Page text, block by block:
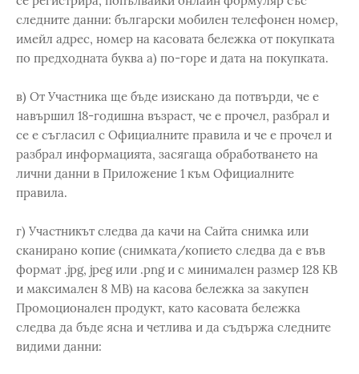
следните данни: български мобилен телефонен номер,
имейл адрес, номер на касовата бележка от покупката
по предходната буква а) по-горе и дата на покупката.
в) От Участника ще бъде изискано да потвърди, че е
навършил 18-годишна възраст, че е прочел, разбрал и
се е съгласил с Официалните правила и че е прочел и
разбрал информацията, засягаща обработването на
лични данни в Приложение 1 към Официалните
правила.
г) Участникът следва да качи на Сайта снимка или
сканирано копие (снимката/копието следва да е във
формат .jpg, jpeg или .png и с минимален размер 128 KB
и максимален 8 MB) на касова бележка за закупен
Промоционален продукт, като касовата бележка
следва да бъде ясна и четлива и да съдържа следните
видими данни: